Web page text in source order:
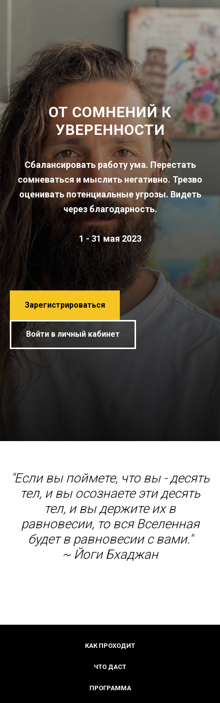
ОТ СОМНЕНИЙ К
УВЕРЕННОСТИ
Сбалансировать работу ума. Перестать
сомневаться и мыслить негативно. Трезво
оценивать потенциальные угрозы. Видеть
через благодарность.
1 - 31 мая 2023
Зарегистрироваться
Войти в личный кабинет
"Если вы поймете, что вы - десять
тел, и вы осознаете эти десять
тел, и вы держите их в
равновесии, то вся Вселенная
будет в равновесии с вами."
~ Йоги Бхаджан
КАК ПРОХОДИТ
ЧТО ДАСТ
ПРОГРАММА